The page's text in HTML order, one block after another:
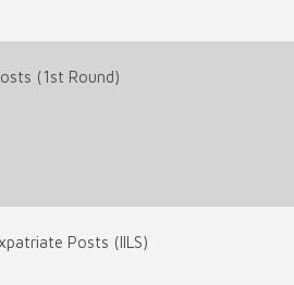
(1st Round)
Posts (IILS)